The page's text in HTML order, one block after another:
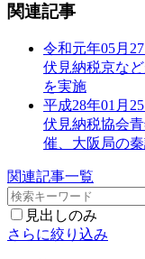
関連記事
令和元年05月27
伏見納税京な
を実施
平成28年01月25
伏見納税協会
催、大阪局の
関連記事一覧
見出しのみ
さらに絞り込み